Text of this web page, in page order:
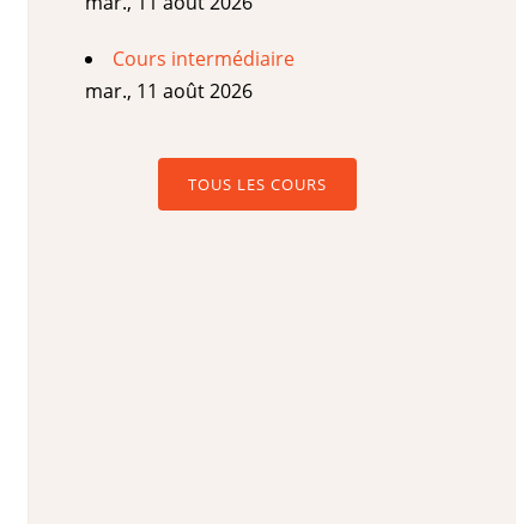
Cours intermédiaire
mar., 11 août 2026
TOUS LES COURS